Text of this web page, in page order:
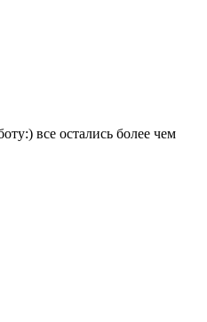
все остались более чем